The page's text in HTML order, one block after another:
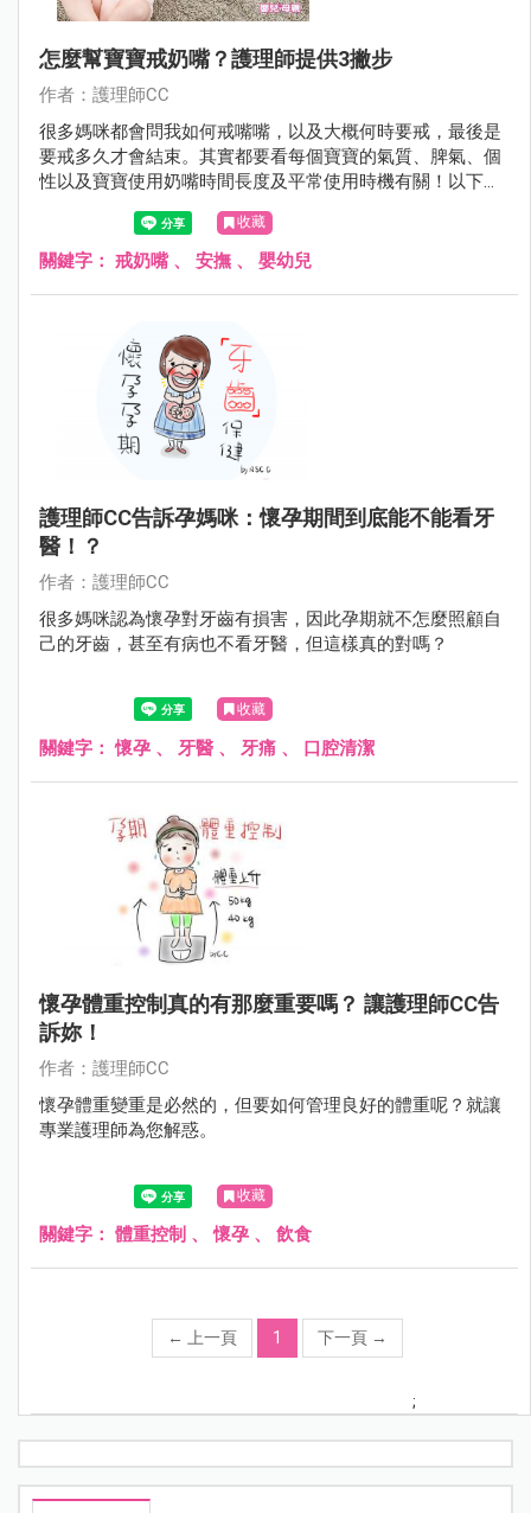
怎麼幫寶寶戒奶嘴？護理師提供3撇步
作者：護理師CC
很多媽咪都會問我如何戒嘴嘴，以及大概何時要戒，最後是
要戒多久才會結束。其實都要看每個寶寶的氣質、脾氣、個
性以及寶寶使用奶嘴時間長度及平常使用時機有關！以下是
我戒奶嘴的方式，提供大家參考，但就是當參考，爸比媽咪
們還是要試著找出適合自己寶貝戒嘴嘴方式哦~
收藏
關鍵字： 戒奶嘴、 安撫 、 嬰幼兒
護理師CC告訴孕媽咪：懷孕期間到底能不能看牙
醫！？
作者：護理師CC
很多媽咪認為懷孕對牙齒有損害，因此孕期就不怎麼照顧自
己的牙齒，甚至有病也不看牙醫，但這樣真的對嗎？
收藏
關鍵字：懷孕 、 牙醫 、 牙痛 、 口腔清潔
懷孕體重控制真的有那麼重要嗎？ 讓護理師CC告
訴妳！
作者：護理師CC
懷孕體重變重是必然的，但要如何管理良好的體重呢？就讓
專業護理師為您解惑。
收藏
關鍵字： 體重控制 、懷孕 、 飲食
← 上一頁 1 下一頁 →
;